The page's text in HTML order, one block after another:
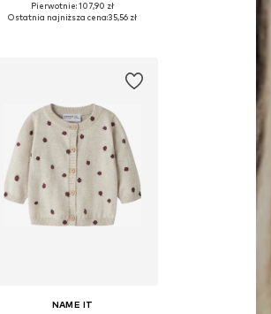
Pierwotnie: 107,90 zł
Ostatnia najniższa cena:35,56 zł
NAME IT